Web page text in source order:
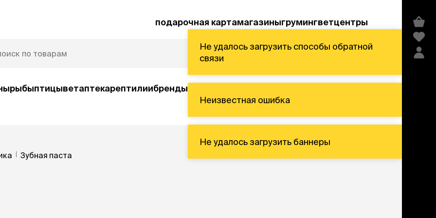
подарочная картамагазиныгрумингветцентры
рыбыптицыветаптекарептилиибренды
косметика
Зубная паста
Не удалось загрузить способы обратной
связи
Неизвестная ошибка
Не удалось загрузить баннеры